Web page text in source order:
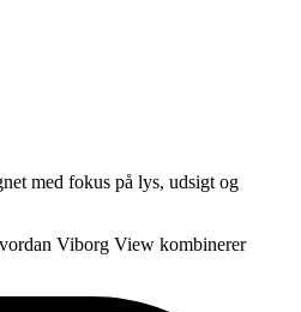
med fokus på lys, udsigt og
Viborg View kombinerer